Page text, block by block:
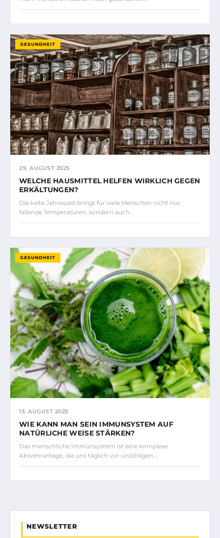
GESUNDHEIT
29. AUGUST 2025
WELCHE HAUSMITTEL HELFEN WIRKLICH GEGEN
ERKÄLTUNGEN?
Die kalte Jahreszeit bringt für viele Menschen nicht nur
fallende Temperaturen, sondern auch…
GESUNDHEIT
13. AUGUST 2025
WIE KANN MAN SEIN IMMUNSYSTEM AUF
NATÜRLICHE WEISE STÄRKEN?
Das menschliche Immunsystem ist eine komplexe
Abwehranlage, die uns täglich vor unzähligen…
NEWSLETTER